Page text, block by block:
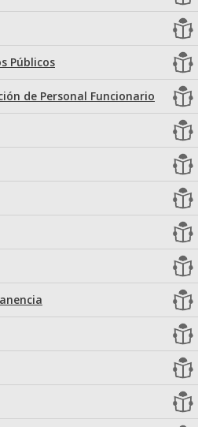
Públicos
de Personal Funcionario